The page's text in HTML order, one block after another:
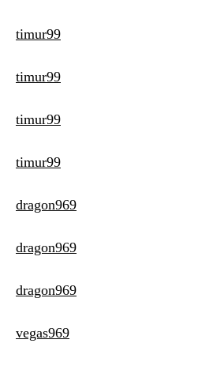
timur99
timur99
timur99
timur99
dragon969
dragon969
dragon969
vegas969